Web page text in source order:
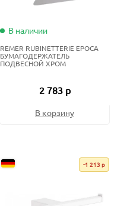
В наличии
REMER RUBINETTERIE EPOCA
БУМАГОДЕРЖАТЕЛЬ
ПОДВЕСНОЙ ХРОМ
2 783 р
В корзину
-1 213 р